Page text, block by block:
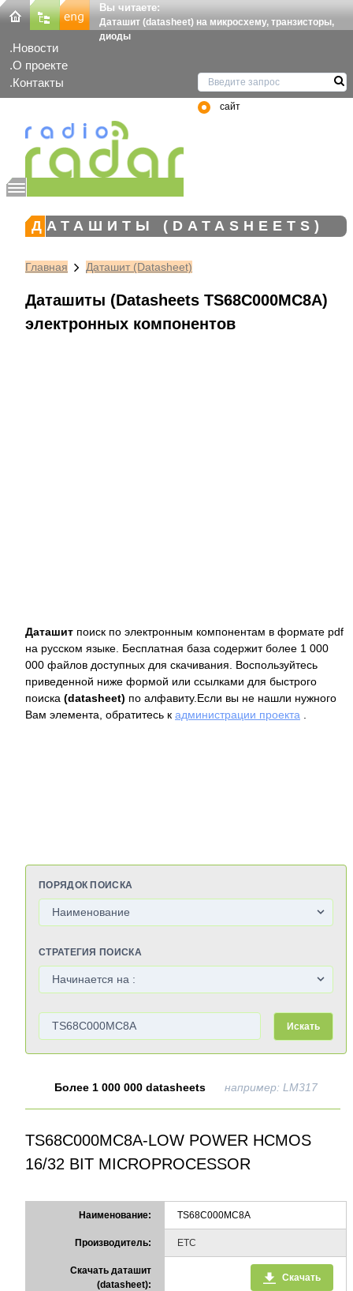
Вы читаете:
Даташит (datasheet) на микросхему, транзисторы,
диоды
Новости
О проекте
Контакты
сайт
ДАТАШИТЫ (DATASHEETS)
Главная Даташит (Datasheet)
Даташиты (Datasheets TS68C000MC8A)
электронных компонентов
Даташит поиск по электронным компонентам в формате pdf
на русском языке. Бесплатная база содержит более 1 000
000 файлов доступных для скачивания. Воспользуйтесь
приведенной ниже формой или ссылками для быстрого
поиска (datasheet) по алфавиту.Если вы не нашли нужного
Вам элемента, обратитесь к администрации проекта
ПОРЯДОК ПОИСКА
СТРАТЕГИЯ ПОИСКА
Искать
Более 1 000 000 datasheets например: LM317
TS68C000MC8A-LOW POWER HCMOS
16/32 BIT MICROPROCESSOR
Наименование: TS68C000MC8A
Производитель: ETC
Скачать даташит
(datasheet):
Скачать